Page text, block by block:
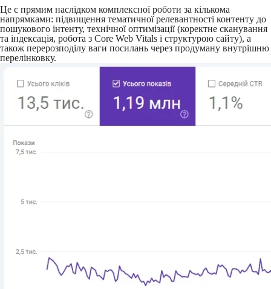
Це є прямим наслідком комплексної роботи за кількома
напрямками: підвищення тематичної релевантності контенту до
пошукового інтенту, технічної оптимізації (коректне сканування
та індексація, робота з Core Web Vitals і структурою сайту), а
також перерозподілу ваги посилань через продуману внутрішню
перелінковку.